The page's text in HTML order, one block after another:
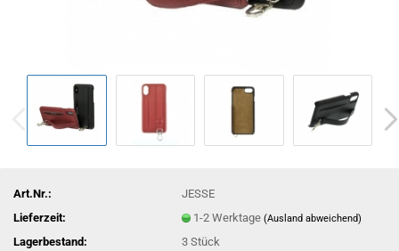
Art.Nr.:
JESSE
Lieferzeit:
1-2 Werktage(Ausland abweichend)
Lagerbestand: 3Stück